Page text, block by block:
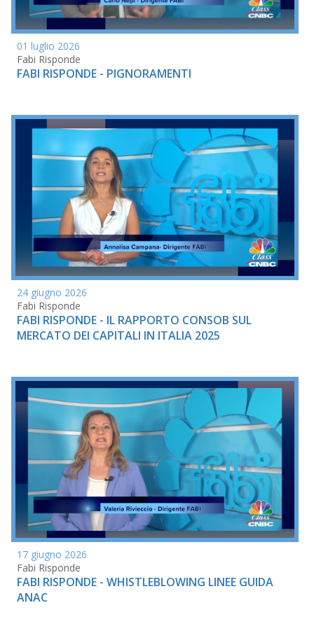
01 luglio 2026
Fabi Risponde
FABI RISPONDE - PIGNORAMENTI
24 giugno 2026
Fabi Risponde
FABI RISPONDE - IL RAPPORTO CONSOB SUL
MERCATO DEI CAPITALI IN ITALIA 2025
17 giugno 2026
Fabi Risponde
FABI RISPONDE - WHISTLEBLOWING LINEE GUIDA
ANAC